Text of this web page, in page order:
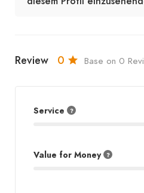
Review 0 Base on 0
Service
Value for Money